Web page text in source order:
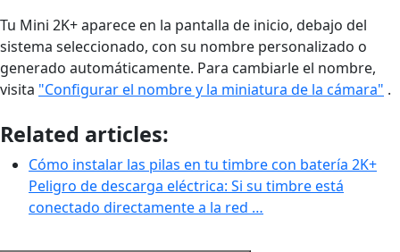
Tu Mini 2K+ aparece en la pantalla de inicio, debajo del
sistema seleccionado, con su nombre personalizado o
generado automáticamente. Para cambiarle el nombre,
visita "Configurar el nombre y la miniatura de la cámara" .
Related articles:
Cómo instalar las pilas en tu timbre con batería 2K+
Peligro de descarga eléctrica: Si su timbre está
conectado directamente a la red …